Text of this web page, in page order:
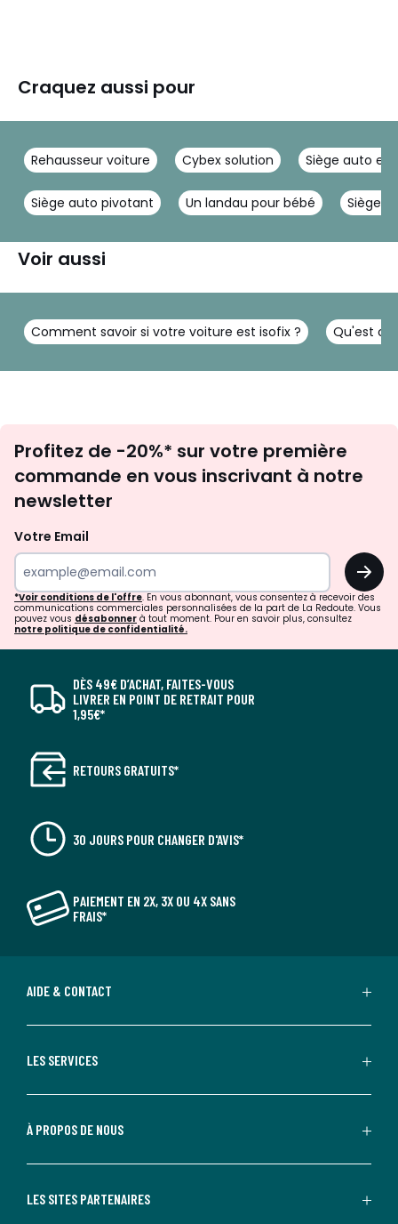
Craquez aussi pour
Rehausseur voiture Cybex solution Siège auto
Siège auto pivotant Un landau pour bébé Siège
Voir aussi
Comment savoir si votre voiture est isofix ? Qu'est ce
newsletter
Profitez de -20%* sur votre première
commande en vous inscrivant à notre
newsletter
Votre Email
OK
*Voir conditions de l'offre. En vous abonnant, vous consentez à recevoir des
communications commerciales personnalisées de la part de La Redoute. Vous
pouvez vous désabonner à tout moment. Pour en savoir plus, consultez
notre politique de confidentialité.
DÈS 49€ D’ACHAT, FAITES-VOUS
LIVRER EN POINT DE RETRAIT POUR
1,95€*
RETOURS GRATUITS*
30 JOURS POUR CHANGER D'AVIS*
PAIEMENT EN 2X, 3X OU 4X SANS
FRAIS*
AIDE & CONTACT
LES SERVICES
À PROPOS DE NOUS
LES SITES PARTENAIRES